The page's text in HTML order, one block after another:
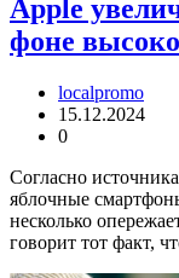
Apple
фоне
localpromo
15.12.2024
0
Согласно
яблочные
несколько
говорит тот факт,